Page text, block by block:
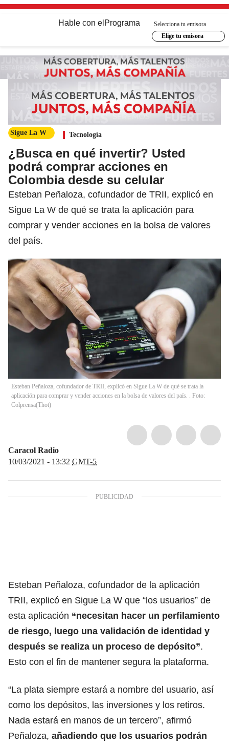
Hable con el Programa
Selecciona tu emisora
Elige tu emisora
Sigue La W Tecnología
¿Busca en qué invertir? Usted
podrá comprar acciones en
Colombia desde su celular
Esteban Peñaloza, cofundador de TRII, explicó en
Sigue La W de qué se trata la aplicación para
comprar y vender acciones en la bolsa de valores
del país.
Esteban Peñaloza, cofundador de TRII, explicó en Sigue La W de qué se trata la
aplicación para comprar y vender acciones en la bolsa de valores del país. . Foto:
Colprensa(Thot)
Caracol Radio
10/03/2021 - 13:32 GMT-5
Esteban Peñaloza, cofundador de la aplicación
TRII, explicó en Sigue La W que “los usuarios” de
esta aplicación “necesitan hacer un perfilamiento
de riesgo, luego una validación de identidad y
después se realiza un proceso de depósito”.
Esto con el fin de mantener segura la plataforma.
“La plata siempre estará a nombre del usuario, así
como los depósitos, las inversiones y los retiros.
Nada estará en manos de un tercero”, afirmó
Peñaloza, añadiendo que los usuarios podrán